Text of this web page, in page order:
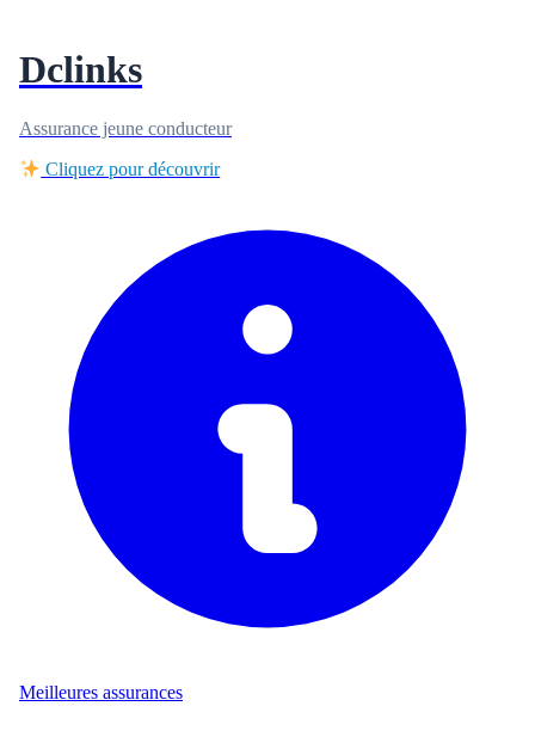
Dclinks
Assurance jeune conducteur
Cliquez pour découvrir
Meilleures assurances